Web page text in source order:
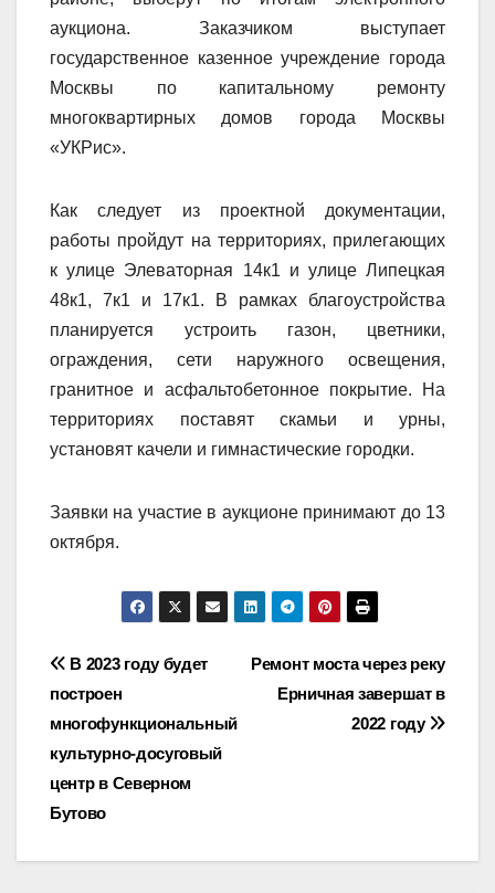
аукциона. Заказчиком выступает
государственное казенное учреждение города
Москвы по капитальному ремонту
многоквартирных домов города Москвы
«УКРис».
Как следует из проектной документации,
работы пройдут на территориях, прилегающих
к улице Элеваторная 14к1 и улице Липецкая
48к1, 7к1 и 17к1. В рамках благоустройства
планируется устроить газон, цветники,
ограждения, сети наружного освещения,
гранитное и асфальтобетонное покрытие. На
территориях поставят скамьи и урны,
установят качели и гимнастические городки.
Заявки на участие в аукционе принимают до 13
октября.
Навигация
по
записям
Ремонт моста через реку
Ерничная завершат в
2022 году
В 2023 году будет
построен
многофункциональный
культурно-досуговый
центр в Северном
Бутово